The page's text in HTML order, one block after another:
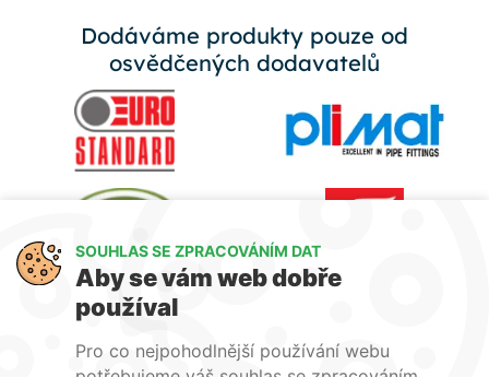
Dodáváme produkty pouze od
osvědčených dodavatelů
SOUHLAS SE ZPRACOVÁNÍM DAT
Aby se vám web dobře
používal
Pro co nejpohodlnější používání webu